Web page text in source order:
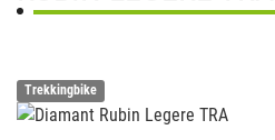
Trekkingbike